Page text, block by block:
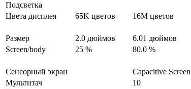
Подсветка
Цвета дисплея
65K цветов 16M цветов
Размер
2.0 дюймов 6.01 дюймов
Screen/body
25 % 80.0 %
Сенсорный экран
Capacitive Screen
Мультитач
10